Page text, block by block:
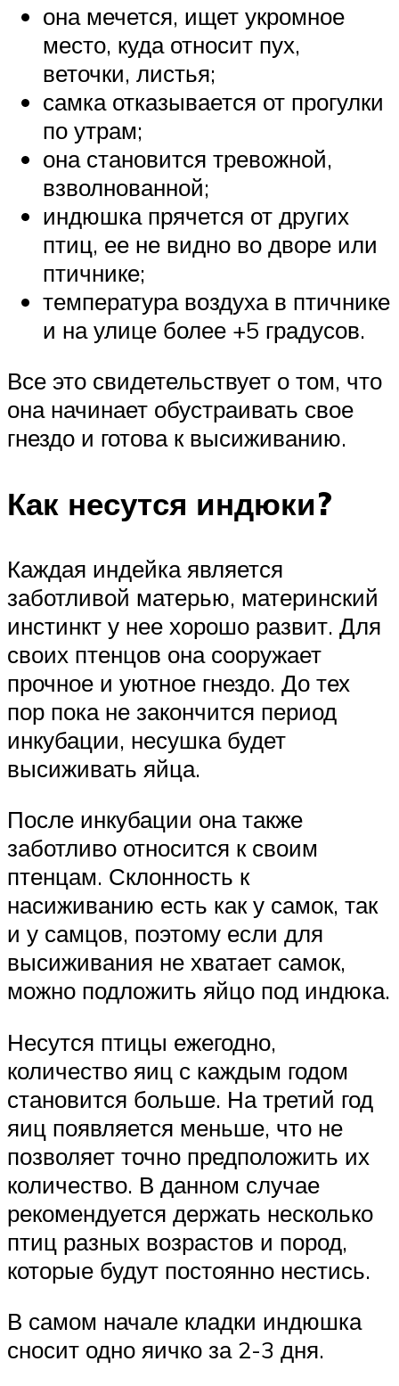
она мечется, ищет укромное
место, куда относит пух,
веточки, листья;
самка отказывается от прогулки
по утрам;
она становится тревожной,
взволнованной;
индюшка прячется от других
птиц, ее не видно во дворе или
птичнике;
температура воздуха в птичнике
и на улице более +5 градусов.
Все это свидетельствует о том, что
она начинает обустраивать свое
гнездо и готова к высиживанию.
Как несутся индюки?
Каждая индейка является
заботливой матерью, материнский
инстинкт у нее хорошо развит. Для
своих птенцов она сооружает
прочное и уютное гнездо. До тех
пор пока не закончится период
инкубации, несушка будет
высиживать яйца.
После инкубации она также
заботливо относится к своим
птенцам. Склонность к
насиживанию есть как у самок, так
и у самцов, поэтому если для
высиживания не хватает самок,
можно подложить яйцо под индюка.
Несутся птицы ежегодно,
количество яиц с каждым годом
становится больше. На третий год
яиц появляется меньше, что не
позволяет точно предположить их
количество. В данном случае
рекомендуется держать несколько
птиц разных возрастов и пород,
которые будут постоянно нестись.
В самом начале кладки индюшка
сносит одно яичко за 2-3 дня.